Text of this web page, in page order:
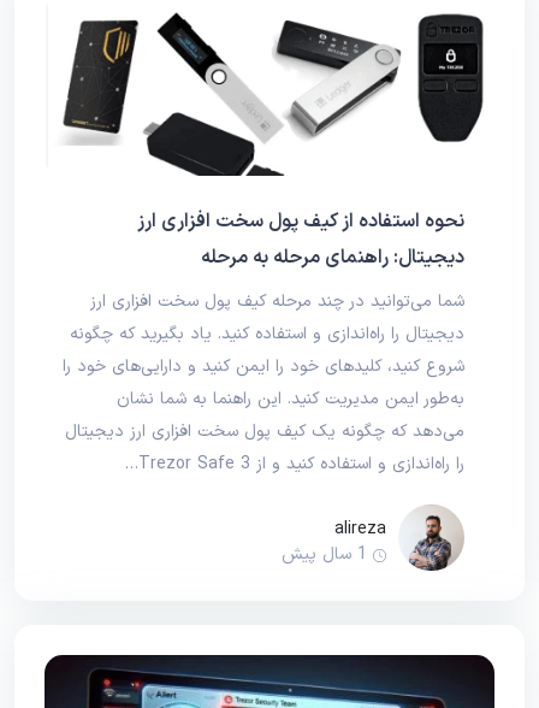
نحوه استفاده از کیف پول سخت‌ افزاری ارز
دیجیتال: راهنمای مرحله به مرحله
شما می‌توانید در چند مرحله کیف پول سخت‌ افزاری ارز
دیجیتال را راه‌اندازی و استفاده کنید. یاد بگیرید که چگونه
شروع کنید، کلیدهای خود را ایمن کنید و دارایی‌های خود را
به‌طور ایمن مدیریت کنید. این راهنما به شما نشان
می‌دهد که چگونه یک کیف پول سخت‌ افزاری ارز دیجیتال
را راه‌اندازی و استفاده کنید و از Trezor Safe 3…
alireza
1 سال پیش